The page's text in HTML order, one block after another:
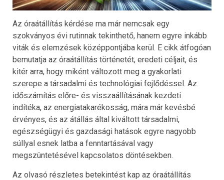
Az óraátállítás kérdése ma már nemcsak egy
szokványos évi rutinnak tekinthető, hanem egyre inkább
viták és elemzések középpontjába kerül. E cikk átfogóan
bemutatja az óraátállítás történetét, eredeti céljait, és
kitér arra, hogy miként változott meg a gyakorlati
szerepe a társadalmi és technológiai fejlődéssel. Az
időszámítás előre- és visszaállításának kezdeti
indítéka, az energiatakarékosság, mára már kevésbé
érvényes, és az átállás által kiváltott társadalmi,
egészségügyi és gazdasági hatások egyre nagyobb
súllyal esnek latba a fenntartásával vagy
megszüntetésével kapcsolatos döntésekben.
Az olvasó részletes betekintést kap az óraátállítás